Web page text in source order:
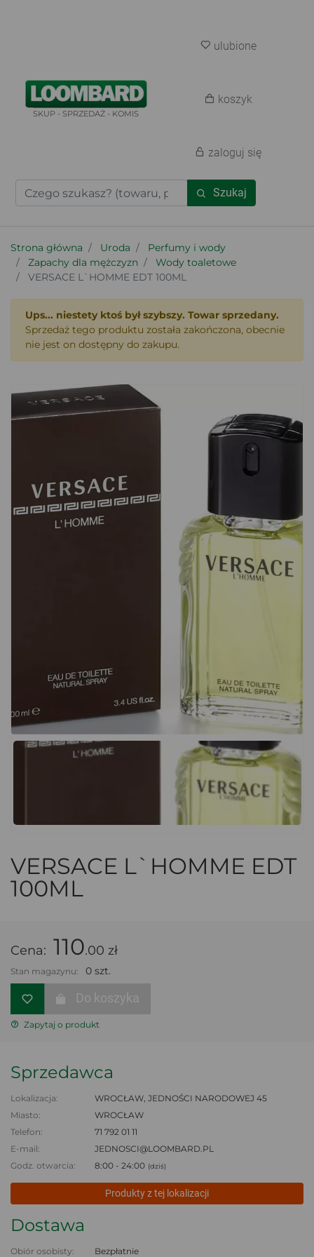
SKUP - SPRZEDAŻ - KOMIS
Szukaj
ulubione
koszyk
zaloguj się
Strona główna Uroda
Perfumy i wody
Zapachy dla mężczyzn
Wody toaletowe
VERSACE L`HOMME EDT 100ML
Ups... niestety ktoś był szybszy. Towar sprzedany.
Sprzedaż tego produktu została zakończona, obecnie
nie jest on dostępny do zakupu.
VERSACE L`HOMME EDT
100ML
Cena: 110.00 zł
Stan magazynu: 0 szt.
Do koszyka
Zapytaj o produkt
Sprzedawca
Lokalizacja:
WROCŁAW, JEDNOŚCI NARODOWEJ 45
Miasto:
WROCŁAW
Telefon:
71 792 01 11
E-mail:
JEDNOSCI@LOOMBARD.PL
Godz. otwarcia:
8:00 - 24:00 (dziś)
Produkty z tej lokalizacji
Dostawa
Obiór osobisty: Bezpłatnie